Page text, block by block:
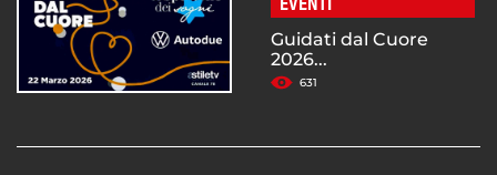
EVENTI
Guidati dal Cuore
2026...
631